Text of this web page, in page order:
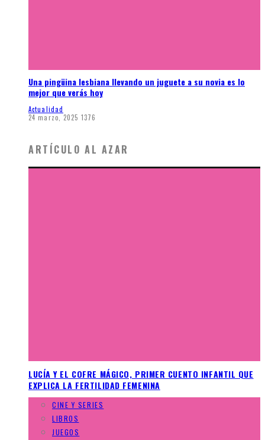
Una pingüina lesbiana llevando un juguete a su novia es lo
mejor que verás hoy
Actualidad
24 marzo, 2025 1376
ARTÍCULO AL AZAR
LUCÍA Y EL COFRE MÁGICO, PRIMER CUENTO INFANTIL QUE
EXPLICA LA FERTILIDAD FEMENINA
CINE Y SERIES
LIBROS
JUEGOS